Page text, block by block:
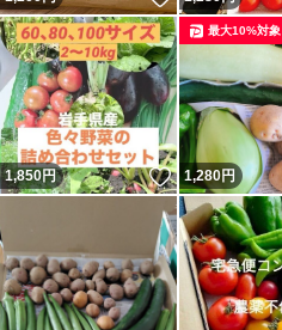
1,850円 いいね！
1,280円
最大10%対象